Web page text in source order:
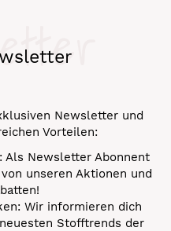
Newsletter und
Vorteilen:
Als Newsletter Abonnent
unseren Aktionen und
Wir informieren dich
Stofftrends der